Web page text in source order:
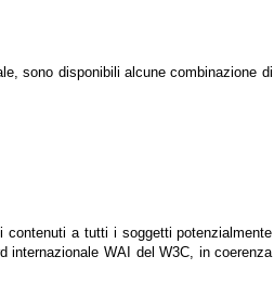
sono disponibili alcune combinazione di
contenuti a tutti i soggetti potenzialmente
internazionale WAI del W3C, in coerenza